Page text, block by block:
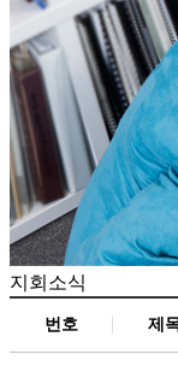
지회소식
번호 제